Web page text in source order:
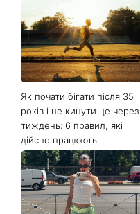
Як почати бігати після 35
років і не кинути це через
тиждень: 6 правил, які
дійсно працюють